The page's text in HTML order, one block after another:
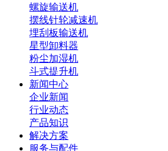
螺旋输送机
摆线针轮减速机
埋刮板输送机
星型卸料器
粉尘加湿机
斗式提升机
新闻中心
企业新闻
行业动态
产品知识
解决方案
服务与配件